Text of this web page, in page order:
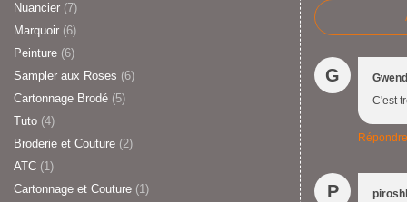
Nuancier (7)
Marquoir (6)
Peinture (6)
Sampler aux Roses (6)
Cartonnage Brodé (5)
Tuto (4)
Broderie et Couture (2)
ATC (1)
Cartonnage et Couture (1)
G
C'est
Répondre
P